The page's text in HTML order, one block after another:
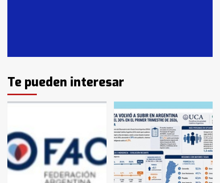
3
Identidad de los adolescentes
pampeanos que fueron
en la mañana del lunes
4
Accidente en Ruta 5: falleció un
joven de Trenque Lauquen
Te pueden interesar